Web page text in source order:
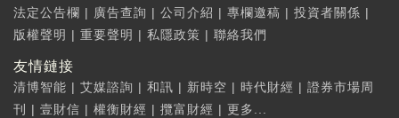
法定公告欄 | 廣告查詢 | 公司介紹 | 專欄邀稿 | 投資者關係 |
版權聲明 | 重要聲明 | 私隱政策 | 聯絡我們
友情鏈接
清博智能 | 艾媒諮詢 | 和訊 | 新時空 | 時代財經 | 證券市場周
刊
| 壹財信 | 權衡財經 | 攬富財經 | 更多...